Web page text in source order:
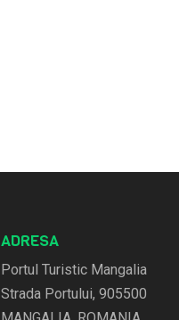
ADRESA
Portul Turistic Mangalia
Strada Portului, 905500